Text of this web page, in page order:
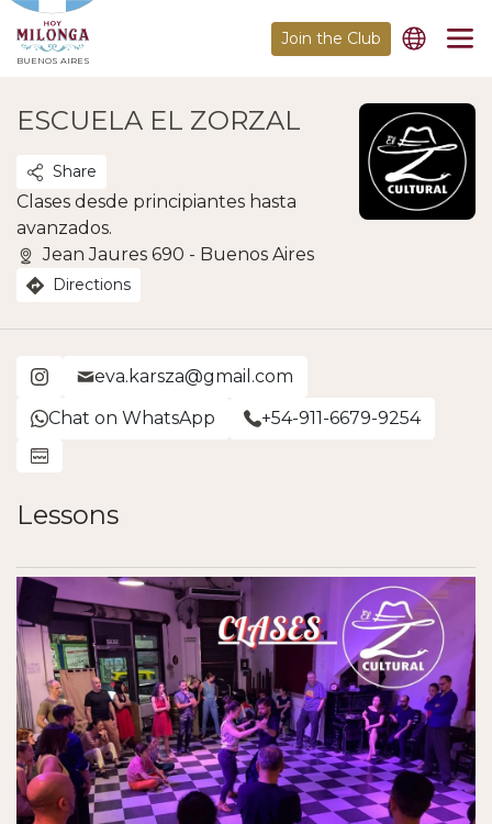
BUENOS AIRES
Join the Club
ESCUELA EL ZORZAL
Share
Clases desde principiantes hasta
avanzados.
Jean Jaures 690 - Buenos Aires
Directions
eva.karsza@gmail.com
Chat on WhatsApp
+54-911-6679-9254
Lessons